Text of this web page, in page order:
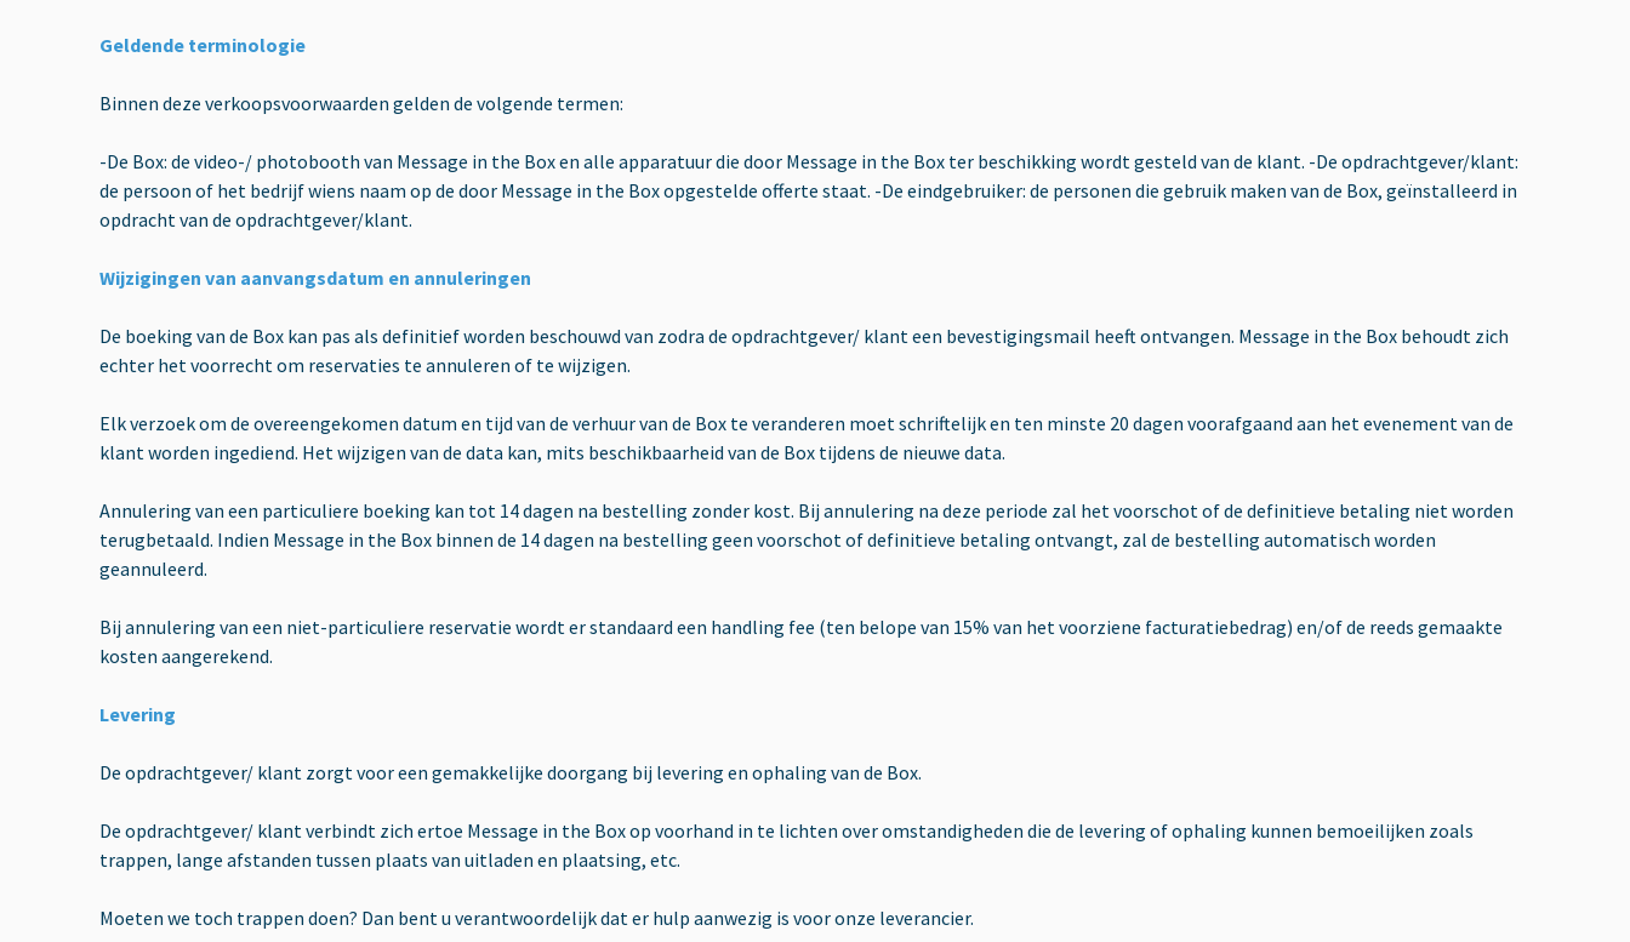
Geldende terminologie
Binnen deze verkoopsvoorwaarden gelden de volgende termen:
-De Box: de video-/ photobooth van Message in the Box en alle apparatuur die door Message in the Box ter beschikking wordt gesteld van de klant. -De opdrachtgever/klant:
de persoon of het bedrijf wiens naam op de door Message in the Box opgestelde offerte staat. -De eindgebruiker: de personen die gebruik maken van de Box, geïnstalleerd in
opdracht van de opdrachtgever/klant.
Wijzigingen van aanvangsdatum en annuleringen
De boeking van de Box kan pas als definitief worden beschouwd van zodra de opdrachtgever/ klant een bevestigingsmail heeft ontvangen. Message in the Box behoudt zich
echter het voorrecht om reservaties te annuleren of te wijzigen.
Elk verzoek om de overeengekomen datum en tijd van de verhuur van de Box te veranderen moet schriftelijk en ten minste 20 dagen voorafgaand aan het evenement van de
klant worden ingediend. Het wijzigen van de data kan, mits beschikbaarheid van de Box tijdens de nieuwe data.
Annulering van een particuliere boeking kan tot 14 dagen na bestelling zonder kost. Bij annulering na deze periode zal het voorschot of de definitieve betaling niet worden
terugbetaald. Indien Message in the Box binnen de 14 dagen na bestelling geen voorschot of definitieve betaling ontvangt, zal de bestelling automatisch worden
geannuleerd.
Bij annulering van een niet-particuliere reservatie wordt er standaard een handling fee (ten belope van 15% van het voorziene facturatiebedrag) en/of de reeds gemaakte
kosten aangerekend.
Levering
De opdrachtgever/ klant zorgt voor een gemakkelijke doorgang bij levering en ophaling van de Box.
De opdrachtgever/ klant verbindt zich ertoe Message in the Box op voorhand in te lichten over omstandigheden die de levering of ophaling kunnen bemoeilijken zoals
trappen, lange afstanden tussen plaats van uitladen en plaatsing, etc.
Moeten we toch trappen doen? Dan bent u verantwoordelijk dat er hulp aanwezig is voor onze leverancier.